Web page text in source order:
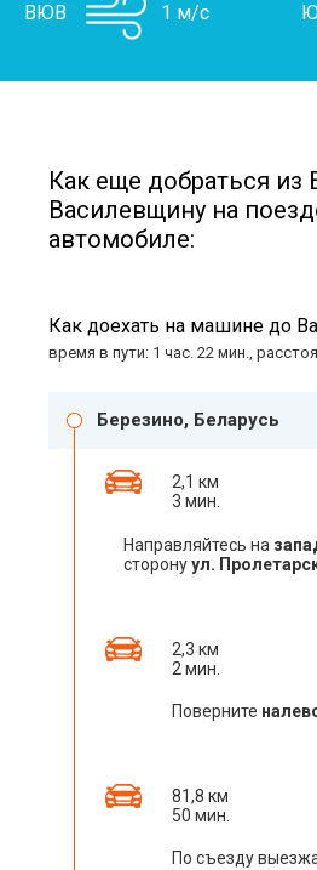
ВЮВ 1 м/с
Как еще добраться из
Василевщину на
автомобиле:
Как доехать на машине до
время в пути: 1 час. 22 мин.,
Березино, Беларусь
2,1 км
3 мин.
Направляйтесь на
сторонуул.
2,3 км
2 мин.
Поверните
81,8 км
50 мин.
По съезду